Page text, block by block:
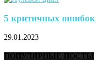
5 критичных ошибок
29.01.2023
ПОПУЛЯРНЫЕ ПОСТЫ